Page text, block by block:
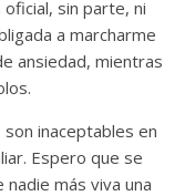
sin parte, ni
a marcharme
ansiedad, mientras
inaceptables en
Espero que se
más viva una